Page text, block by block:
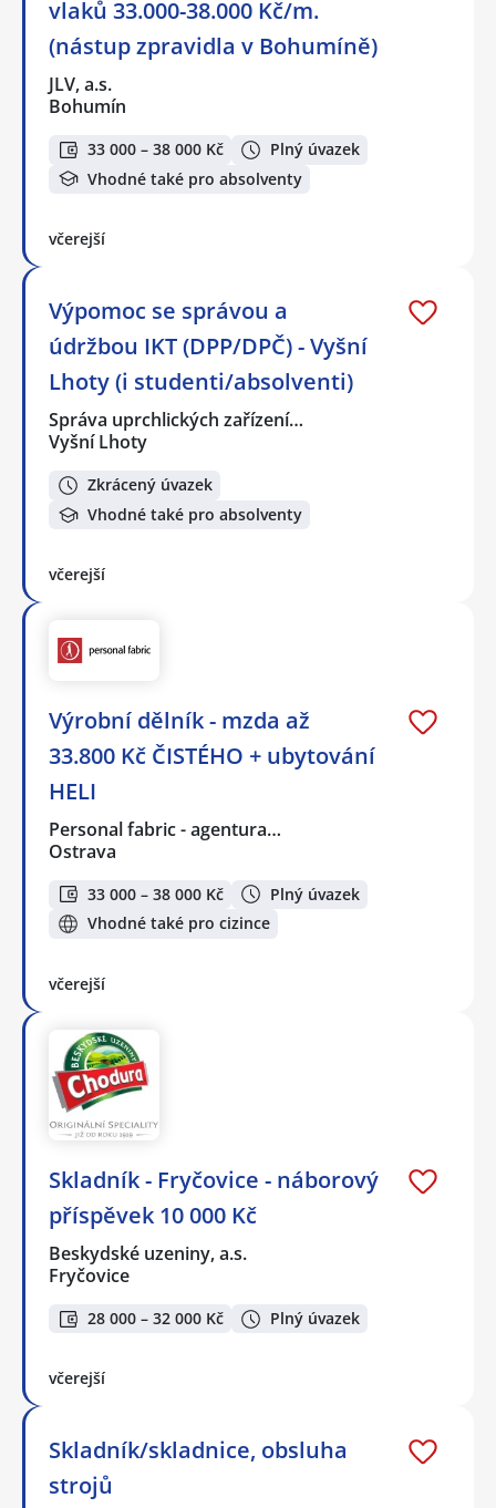
vlaků 33.000-38.000 Kč/m.
(nástup zpravidla v Bohumíně)
JLV, a.s.
Bohumín
33 000 – 38 000 Kč
Plný úvazek
Vhodné také pro absolventy
včerejší
Výpomoc se správou a
údržbou IKT (DPP/DPČ) - Vyšní
Lhoty (i studenti/absolventi)
Správa uprchlických zařízení…
Vyšní Lhoty
Zkrácený úvazek
Vhodné také pro absolventy
včerejší
Výrobní dělník - mzda až
33.800 Kč ČISTÉHO + ubytování
HELI
Personal fabric - agentura…
Ostrava
33 000 – 38 000 Kč
Plný úvazek
Vhodné také pro cizince
včerejší
Skladník - Fryčovice - náborový
příspěvek 10 000 Kč
Beskydské uzeniny, a.s.
Fryčovice
28 000 – 32 000 Kč Plný úvazek
včerejší
Skladník/skladnice, obsluha
strojů